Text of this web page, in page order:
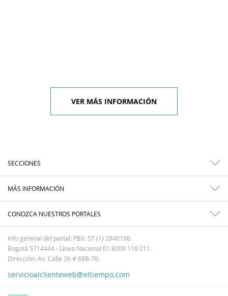
VER MÁS INFORMACIÓN
SECCIONES
MÁS INFORMACIÓN
CONOZCA NUESTROS PORTALES
Info general del portal: PBX: 57 (1) 2940100.
Bogotá 5714444 - Línea Nacional 01 8000 110 211.
Dirección: Av. Calle 26 # 68B-70.
servicioalclienteweb@eltiempo.com